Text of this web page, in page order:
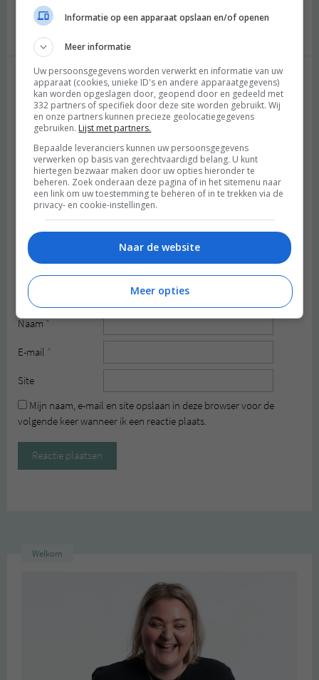
Beantwoorden
Geef een reactie
Je e-mailadres wordt niet gepubliceerd. Vereiste velden zijn
gemarkeerd met*
Reactie*
Naam*
E-mail *
Site
Mijn naam, e-mail en site opslaan in deze browser voor de
volgende keer wanneer ik een reactie plaats.
Welkom
Informatie op een apparaat opslaan en/of openen
Meer informatie
Uw persoonsgegevens worden verwerkt en informatie van uw
apparaat (cookies, unieke ID's en andere apparaatgegevens)
kan worden opgeslagen door, geopend door en gedeeld met
332 partners of specifiek door deze site worden gebruikt. Wij
en onze partners kunnen precieze geolocatiegegevens
gebruiken. Lijst met partners.
Bepaalde leveranciers kunnen uw persoonsgegevens
verwerken op basis van gerechtvaardigd belang. U kunt
hiertegen bezwaar maken door uw opties hieronder te
beheren. Zoek onderaan deze pagina of in het sitemenu naar
een link om uw toestemming te beheren of in te trekken via de
privacy- en cookie-instellingen.
Naar de website
Meer opties